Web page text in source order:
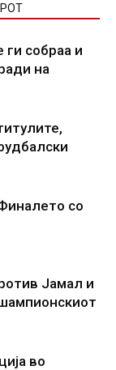
собраа и
на
со
Јамал и
во